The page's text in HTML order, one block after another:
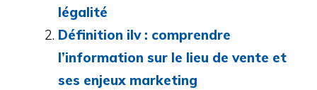
légalité
Définition ilv : comprendre
l’information sur le lieu de vente et
ses enjeux marketing